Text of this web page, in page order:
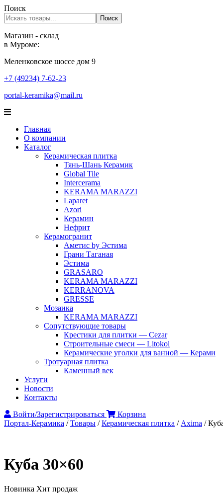
Поиск
Поиск
Магазин - склад
в Муроме:
Меленковское шоссе дом 9
+7 (49234) 7-62-23
portal-keramika@mail.ru
Главная
О компании
Каталог
Керамическая плитка
Тянь-Шань Керамик
Global Tile
Intercerama
KERAMA MARAZZI
Laparet
Аzori
Керамин
Нефрит
Керамогранит
Аметис by Эстима
Грани Таганая
Эстима
GRASARO
KERAMA MARAZZI
KERRANOVA
GRESSE
Мозаика
KERAMA MARAZZI
Сопутствующие товары
Крестики для плитки — Cezar
Строительные смеси — Litokol
Керамические уголки для ванной — Керами
Тротуарная плитка
Каменный век
Услуги
Новости
Контакты
Войти/Зарегистрироваться
Корзина
Портал-Керамика /Товары /Керамическая плитка / Axima /
Куба 30×60
Новинка Хит продаж